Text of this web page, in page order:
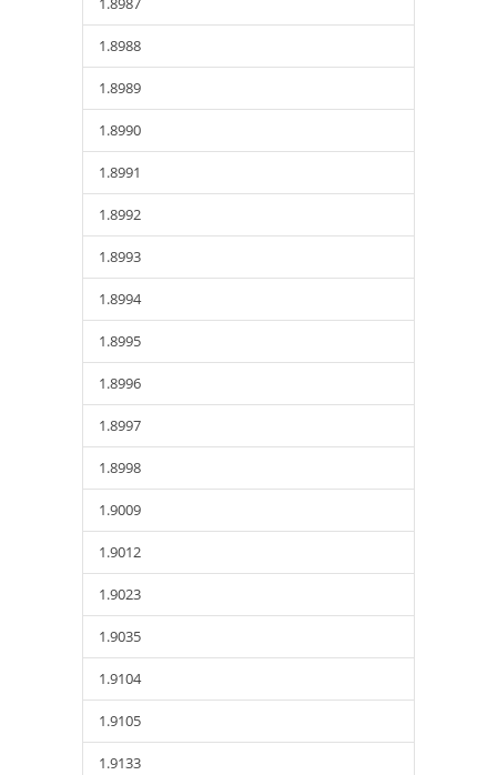
1.8988
1.8989
1.8990
1.8991
1.8992
1.8993
1.8994
1.8995
1.8996
1.8997
1.8998
1.9009
1.9012
1.9023
1.9035
1.9104
1.9105
1.9133